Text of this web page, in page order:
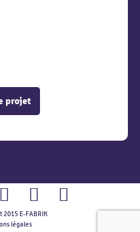
projet
Instagram
2015 E-FABRIK
légales